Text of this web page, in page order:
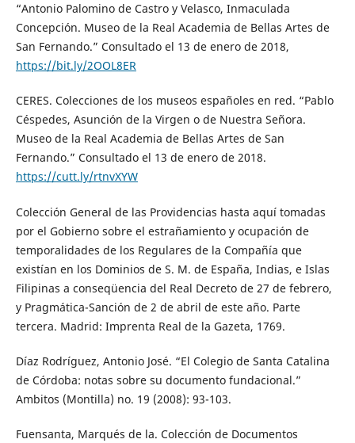
“Antonio Palomino de Castro y Velasco, Inmaculada
Concepción. Museo de la Real Academia de Bellas Artes de
San Fernando.” Consultado el 13 de enero de 2018,
https://bit.ly/2OOL8ER
CERES. Colecciones de los museos españoles en red. “Pablo
Céspedes, Asunción de la Virgen o de Nuestra Señora.
Museo de la Real Academia de Bellas Artes de San
Fernando.” Consultado el 13 de enero de 2018.
https://cutt.ly/rtnvXYW
Colección General de las Providencias hasta aquí tomadas
por el Gobierno sobre el estrañamiento y ocupación de
temporalidades de los Regulares de la Compañía que
existían en los Dominios de S. M. de España, Indias, e Islas
Filipinas a conseqüencia del Real Decreto de 27 de febrero,
y Pragmática-Sanción de 2 de abril de este año. Parte
tercera. Madrid: Imprenta Real de la Gazeta, 1769.
Díaz Rodríguez, Antonio José. “El Colegio de Santa Catalina
de Córdoba: notas sobre su documento fundacional.”
Ambitos (Montilla) no. 19 (2008): 93-103.
Fuensanta, Marqués de la. Colección de Documentos